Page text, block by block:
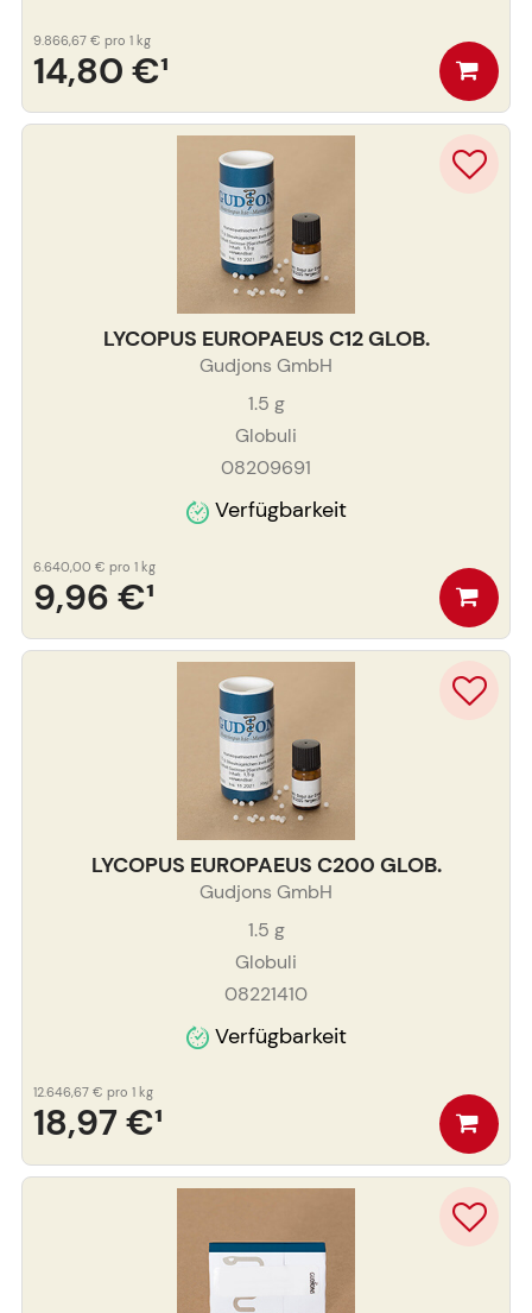
14,80 €¹
9.866,67 € pro 1 kg
LYCOPUS EUROPAEUS C12 GLOB.
Gudjons GmbH
1.5 g
Globuli
08209691
Verfügbarkeit
9,96 €¹
6.640,00 € pro 1 kg
LYCOPUS EUROPAEUS C200 GLOB.
Gudjons GmbH
1.5 g
Globuli
08221410
Verfügbarkeit
18,97 €¹
12.646,67 € pro 1 kg